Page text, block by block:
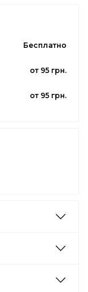
Бесплатно
от 95 грн.
от 95 грн.